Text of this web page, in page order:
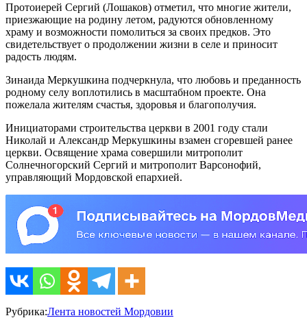
Протоиерей Сергий (Лошаков) отметил, что многие жители,
приезжающие на родину летом, радуются обновленному
храму и возможности помолиться за своих предков. Это
свидетельствует о продолжении жизни в селе и приносит
радость людям.
Зинаида Меркушкина подчеркнула, что любовь и преданность
родному селу воплотились в масштабном проекте. Она
пожелала жителям счастья, здоровья и благополучия.
Инициаторами строительства церкви в 2001 году стали
Николай и Александр Меркушкины взамен сгоревшей ранее
церкви. Освящение храма совершили митрополит
Солнечногорский Сергий и митрополит Варсонофий,
управляющий Мордовской епархией.
Рубрика:Лента новостей Мордовии